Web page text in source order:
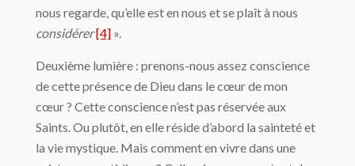
nous regarde, qu’elle est en nous et se plaît à nous
considérer[4] ».
Deuxième lumière : prenons-nous assez conscience
de cette présence de Dieu dans le cœur de mon
cœur ? Cette conscience n’est pas réservée aux
Saints. Ou plutôt, en elle réside d’abord la sainteté et
la vie mystique. Mais comment en vivre dans une